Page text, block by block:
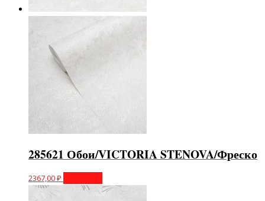
285621 Обои/VICTORIA STENOVA/Фреско
2367,00₽